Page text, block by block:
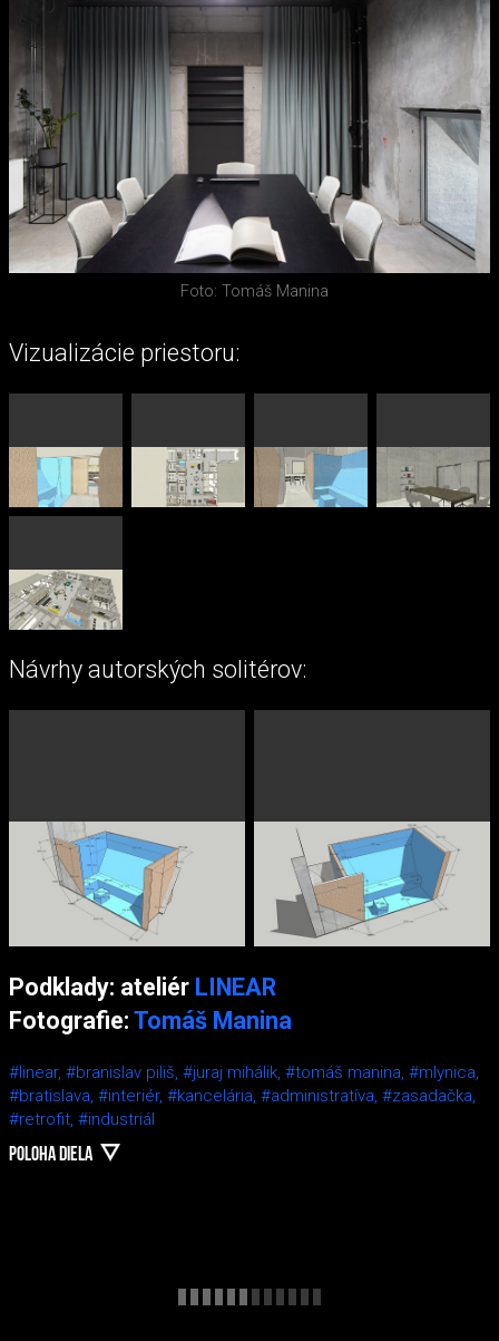
Foto: Tomáš Manina
Vizualizácie priestoru:
Návrhy autorských solitérov:
Podklady: ateliér LINEAR
Fotografie: Tomáš Manina
#linear, #branislav piliš, #juraj mihálik, #tomáš manina, #mlynica,
#bratislava, #interiér, #kancelária, #administratíva, #zasadačka,
#retrofit, #industriál
POLOHA DIELA